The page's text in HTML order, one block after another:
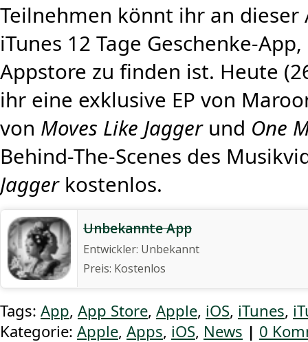
Teilnehmen könnt ihr an
iTunes 12 Tage Geschenke-
Appstore zu finden ist. Heute
ihr eine exklusive EP von
von Moves Like Jaggerund One
Behind-The-Scenes des
Jaggerkostenlos.
Unbekannte App
Entwickler: Unbekannt
Preis: Kostenlos
Tags: App, App Store, Apple, iOS, iTunes,
Kategorie: Apple, Apps, iOS, News | 0